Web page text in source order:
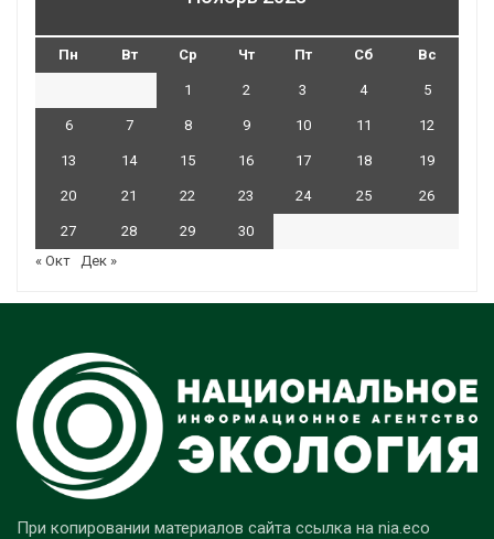
Пн Вт Ср Чт Пт Сб Вс
1 2 3 4 5
6 7 8 9 10 11 12
13 14 15 16 17 18 19
20 21 22 23 24 25 26
27 28 29
30
« Окт Дек »
При копировании материалов сайта ссылка на nia.eco